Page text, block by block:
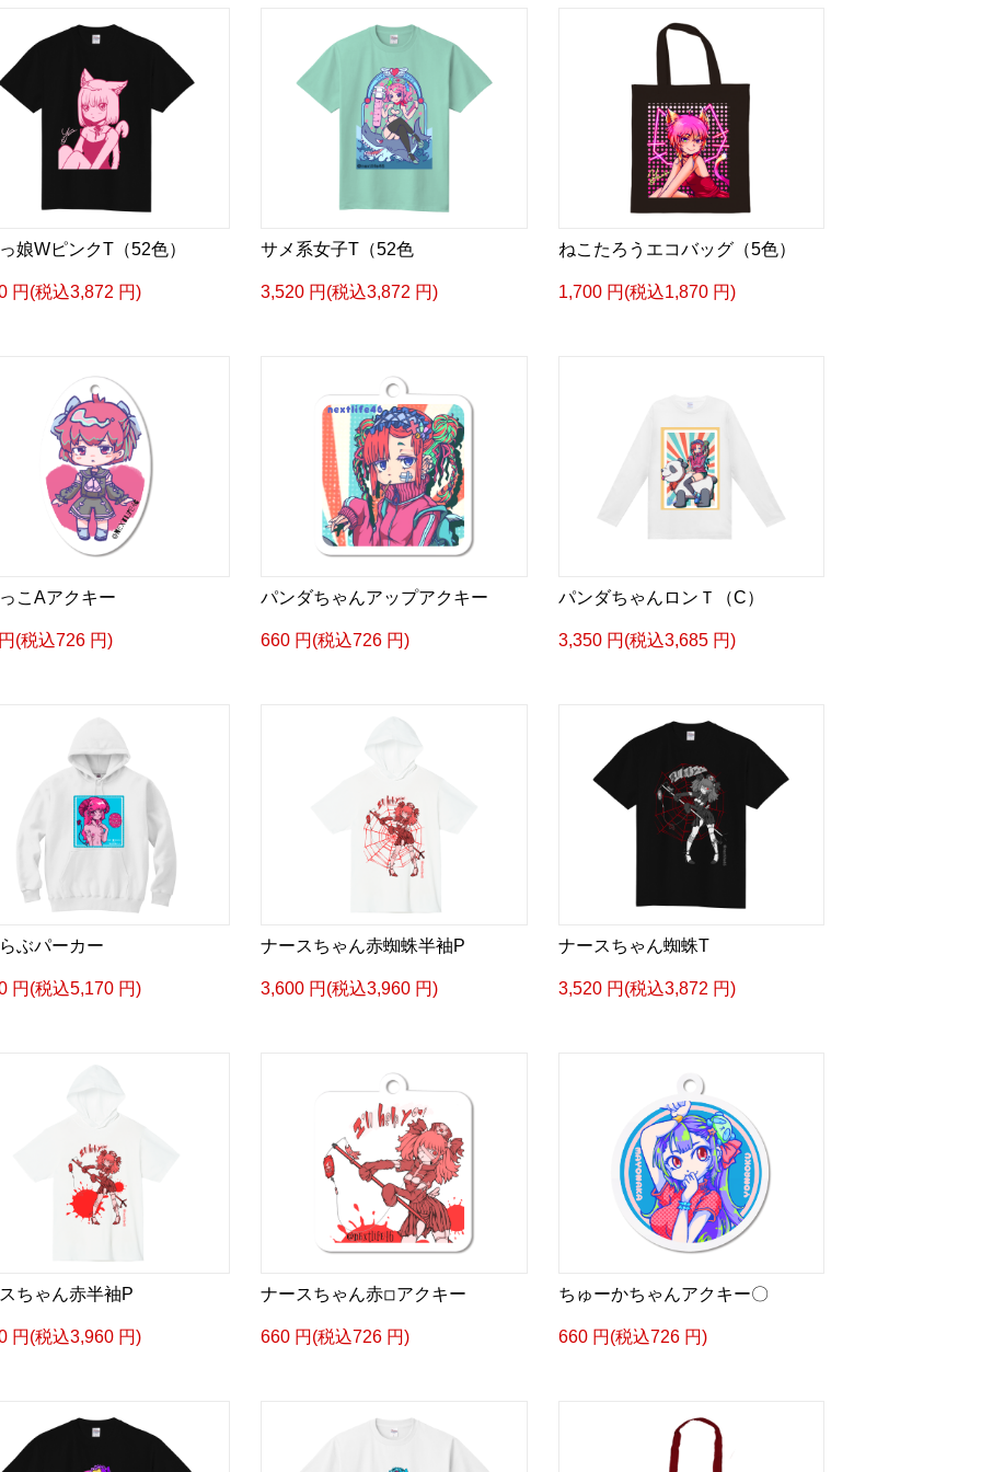
娘WピンクT（52色）
円(税込3,872 円)
サメ系女子T（52色
3,520 円(税込3,872 円)
ねこたろうエコバッグ（5色）
1,700 円(税込1,870 円)
こAアクキー
(税込726 円)
パンダちゃんアップアクキー
660 円(税込726 円)
パンダちゃんロンＴ（C）
3,350 円(税込3,685 円)
ぶパーカー
円(税込5,170 円)
ナースちゃん赤蜘蛛半袖P
3,600 円(税込3,960 円)
ナースちゃん蜘蛛T
3,520 円(税込3,872 円)
ちゃん赤半袖P
円(税込3,960 円)
ナースちゃん赤◽︎アクキー
660 円(税込726 円)
ちゅーかちゃんアクキー〇
660 円(税込726 円)